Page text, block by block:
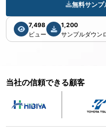
無料サンプ
7,498
ビュー
1,200
サンプルダウン
当社の信頼できる顧客